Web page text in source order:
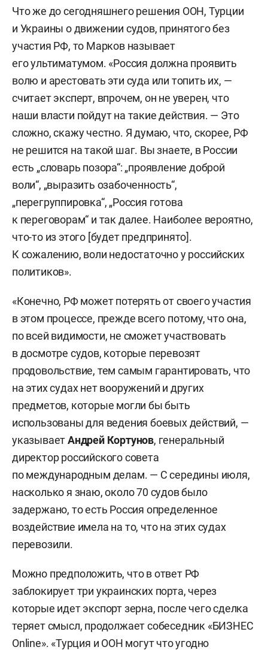
Что же до сегодняшнего решения ООН, Турции
и Украины о движении судов, принятого без
участия РФ, то Марков называет
его ультиматумом. «Россия должна проявить
волю и арестовать эти суда или топить их, —
считает эксперт, впрочем, он не уверен, что
наши власти пойдут на такие действия. — Это
сложно, скажу честно. Я думаю, что, скорее, РФ
не решится на такой шаг. Вы знаете, в России
есть „словарь позора“: „проявление доброй
воли“, „выразить озабоченность“,
„перегруппировка“, „Россия готова
к переговорам“ и так далее. Наиболее вероятно,
что-то из этого [будет предпринято].
К сожалению, воли недостаточно у российских
политиков».
«Конечно, РФ может потерять от своего участия
в этом процессе, прежде всего потому, что она,
по всей видимости, не сможет участвовать
в досмотре судов, которые перевозят
продовольствие, тем самым гарантировать, что
на этих судах нет вооружений и других
предметов, которые могли бы быть
использованы для ведения боевых действий, —
указываетАндрей Кортунов, генеральный
директор российского совета
по международным делам. — С середины июля,
насколько я знаю, около 70 судов было
задержано, то есть Россия определенное
воздействие имела на то, что на этих судах
перевозили.
Можно предположить, что в ответ РФ
заблокирует три украинских порта, через
которые идет экспорт зерна, после чего сделка
теряет смысл, продолжает собеседник «БИЗНЕС
Online». «Турция и ООН могут что угодно